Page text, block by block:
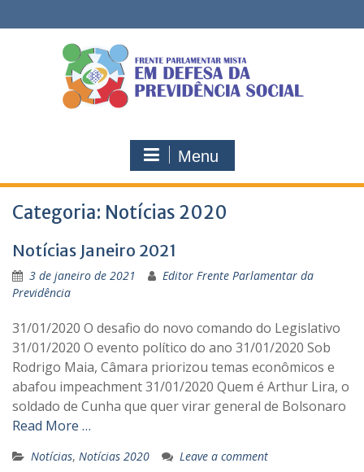
to
Menu
Categoria: Notícias 2020
Notícias Janeiro 2021
3 de janeiro de 2021
Editor Frente Parlamentar da
Previdência
31/01/2020 O desafio do novo comando do Legislativo
31/01/2020 O evento político do ano 31/01/2020 Sob
Rodrigo Maia, Câmara priorizou temas econômicos e
abafou impeachment 31/01/2020 Quem é Arthur Lira, o
soldado de Cunha que quer virar general de Bolsonaro
Read More …
Notícias, Notícias 2020 Leave a comment